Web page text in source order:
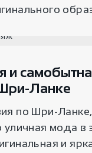
и
Ланке
по Шри-Ланке,
уличная мода в
и